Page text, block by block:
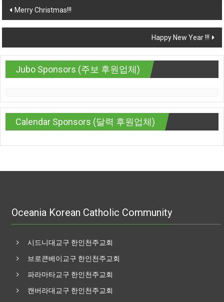
Post navigation
Merry Christmas!!!
Happy New Year !!!
Jubo Sponsors (주보 후원업체)
Calendar Sponsors (달력 후원업체)
Oceania Korean Catholic Community
시드니대교구 한인천주교회
브로큰베이교구 한인천주교회
파라마타교구 한인천주교회
캔버라대교구 한인천주교회